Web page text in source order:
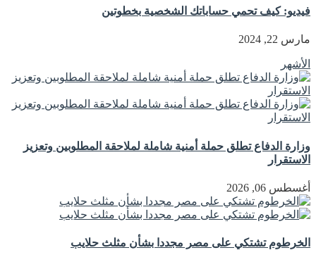
فيديو: كيف تحمي حساباتك الشخصية بخطوتين
مارس 22, 2024
الأشهر
وزارة الدفاع تطلق حملة أمنية شاملة لملاحقة المطلوبين وتعزيز
الاستقرار
أغسطس 06, 2026
الخرطوم تشتكي على مصر مجددا بشأن مثلث حلايب